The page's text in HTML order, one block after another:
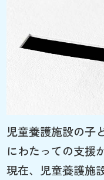
児童養護施設の子
にわたっての支援
現在、児童養護施